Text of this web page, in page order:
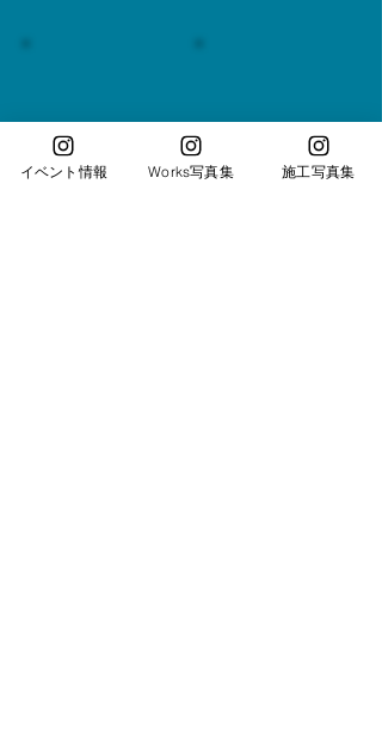
イベント情報 Works写真集 施工写真集